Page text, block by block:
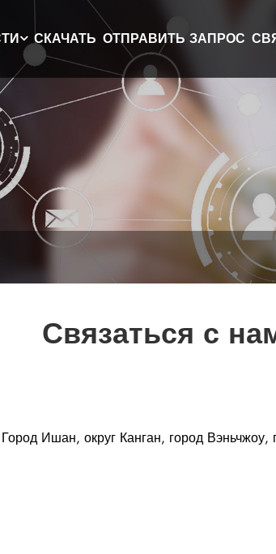
СКАЧАТЬ ОТПРАВИТЬ ЗАПРОС
Связаться с
Ишан, округ Канган, город